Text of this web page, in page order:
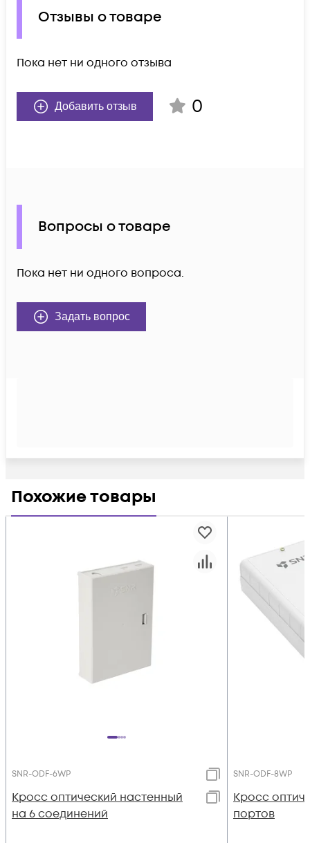
Отзывы о товаре
Пока нет ни одного отзыва
Добавить отзыв 0
Вопросы о товаре
Пока нет ни одного вопроса.
Задать вопрос
Похожие товары
SNR-ODF-6WP
Кросс оптический настенный
на 6 соединений
SNR-ODF-8WP
Кросс
портов